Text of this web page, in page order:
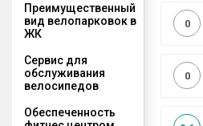
Преимущественный
вид велопарковок в
ЖК
0
Сервис для
обслуживания
велосипедов
0
Обеспеченность